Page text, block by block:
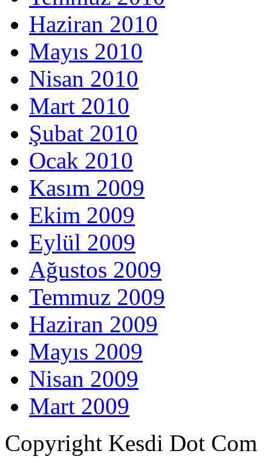
Haziran 2010
Mayıs 2010
Nisan 2010
Mart 2010
Şubat 2010
Ocak 2010
Kasım 2009
Ekim 2009
Eylül 2009
Ağustos 2009
Temmuz 2009
Haziran 2009
Mayıs 2009
Nisan 2009
Mart 2009
Copyright Kesdi Dot Com